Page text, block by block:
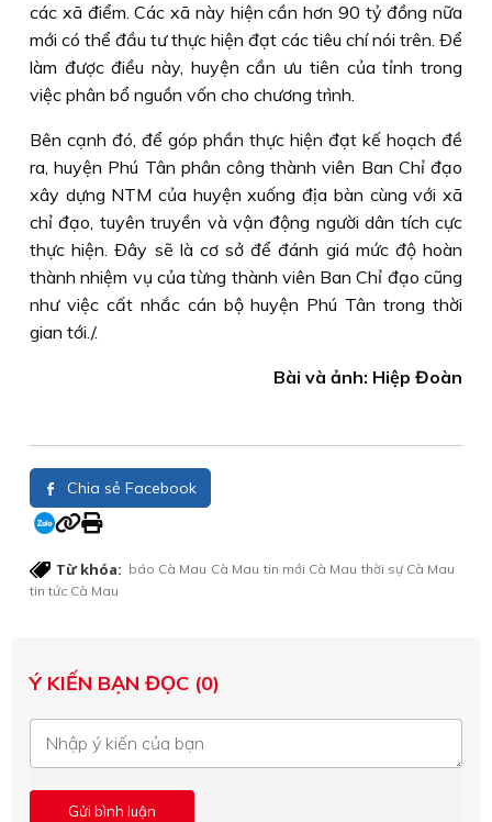
các xã điểm. Các xã này hiện cần hơn 90 tỷ đồng nữa
mới có thể đầu tư thực hiện đạt các tiêu chí nói trên. Ðể
làm được điều này, huyện cần ưu tiên của tỉnh trong
việc phân bổ nguồn vốn cho chương trình.
Bên cạnh đó, để góp phần thực hiện đạt kế hoạch đề
ra, huyện Phú Tân phân công thành viên Ban Chỉ đạo
xây dựng NTM của huyện xuống địa bàn cùng với xã
chỉ đạo, tuyên truyền và vận động người dân tích cực
thực hiện. Ðây sẽ là cơ sở để đánh giá mức độ hoàn
thành nhiệm vụ của từng thành viên Ban Chỉ đạo cũng
như việc cất nhắc cán bộ huyện Phú Tân trong thời
gian tới./.
Bài và ảnh: Hiệp Đoàn
Chia sẻ Facebook
Từ khóa: báo Cà Mau Cà Mau tin mới Cà Mau thời sự Cà Mau
tin tức Cà Mau
Ý KIẾN BẠN ĐỌC (0)